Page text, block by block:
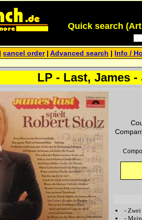
Quick search
|cancel order|Advanced search Info /
LP - Last, James
-
-